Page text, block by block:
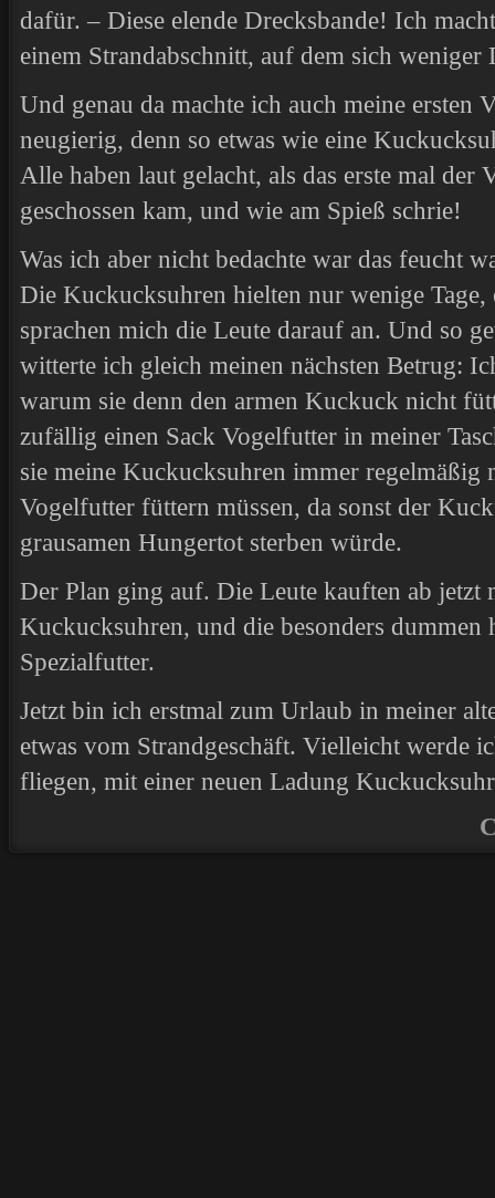
dafür. – Diese elende Drecksbande! Ich
einem Strandabschnitt, auf dem sich weniger
Und genau da machte ich auch meine ersten
neugierig, denn so etwas wie eine
Alle haben laut gelacht, als das erste mal der
geschossen kam, und wie am Spieß schrie!
Was ich aber nicht bedachte war das feucht
Die Kuckucksuhren hielten nur wenige Tage,
sprachen mich die Leute darauf an. Und so
witterte ich gleich meinen nächsten Betrug:
warum sie denn den armen Kuckuck nicht
zufällig einen Sack Vogelfutter in meiner
sie meine Kuckucksuhren immer
Vogelfutter füttern müssen, da sonst der
grausamen Hungertot sterben würde.
Der Plan ging auf. Die Leute kauften ab jetzt
Kuckucksuhren, und die besonders dummen
Spezialfutter.
Jetzt bin ich erstmal zum Urlaub in meiner
etwas vom Strandgeschäft. Vielleicht werde
fliegen, mit einer neuen Ladung